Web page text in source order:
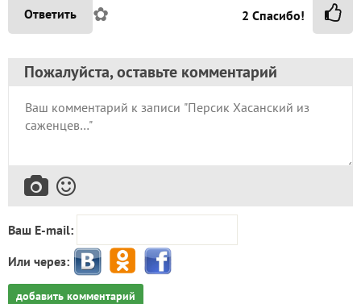
Ответить ✿ 2 Спасибо!
Пожалуйста, оставьте комментарий
Ваш E-mail:
Или через:
добавить комментарий